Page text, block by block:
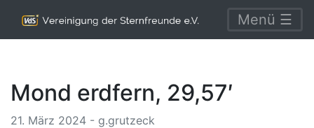
Menü ☰
Mond erdfern, 29,57′
21. März 2024 - g.grutzeck